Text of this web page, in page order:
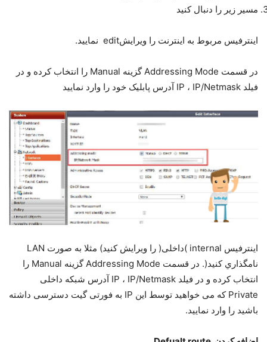
ﻣﺴﯿﺮ زﯾﺮ را دﻧﺒﺎل ﮐﻨﯿﺪ
اﯾﻨﺘﺮﻓﯿﺲ ﻣﺮﺑﻮط ﺑﻪ اﯾﻨﺘﺮﻧﺖ را وﯾﺮاﯾﺶedit ﻧﻤﺎﯾﯿﺪ.
در ﻗﺴﻤﺖ Addressing Mode ﮔﺰﯾﻨﻪ Manual را اﻧﺘﺨﺎب ﮐﺮده و در
ﻓﯿﻠﺪ IP ، IP/Netmask آدرس ﭘﺎﺑﻠﯿﮏ ﺧﻮد را وارد ﻧﻤﺎﯾﯿﺪ
اﯾﻨﺘﺮﻓﯿﺲ internal )داﺧﻠﯽ( را وﯾﺮاﯾﺶ ﮐﻨﯿﺪ) ﻣﺜﻼ ﺑﻪ ﺻﻮرت LAN
ﻧﺎﻣﮕﺬاري ﮐﻨﯿﺪ(. در ﻗﺴﻤﺖ Addressing Mode ﮔﺰﯾﻨﻪ Manual را
اﻧﺘﺨﺎب ﮐﺮده و در ﻓﯿﻠﺪ IP ، IP/Netmask آدرس ﺷﺒﮑﻪ داﺧﻠﯽ
Private ﮐﻪ ﻣﯽ ﺧﻮاﻫﯿﺪ ﺗﻮﺳﻂ اﯾﻦ IP ﺑﻪ ﻓﻮرﺗﯽ ﮔﯿﺖ دﺳﺘﺮﺳﯽ داﺷﺘﻪ
ﺑﺎﺷﯿﺪ را وارد ﻧﻤﺎﯾﯿﺪ.